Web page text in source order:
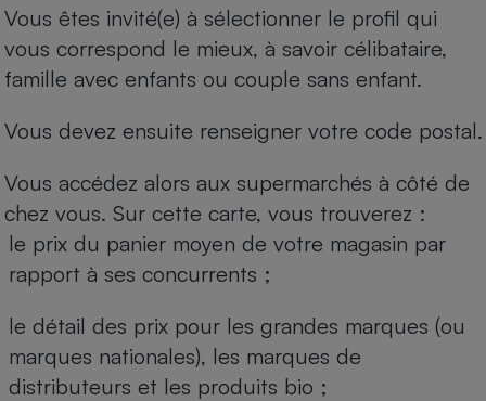
Vous êtes invité(e) à sélectionner le profil qui
vous correspond le mieux, à savoir célibataire,
famille avec enfants ou couple sans enfant.
Vous devez ensuite renseigner votre code postal.
Vous accédez alors aux supermarchés à côté de
chez vous. Sur cette carte, vous trouverez :
le prix du panier moyen de votre magasin par
rapport à ses concurrents ;
le détail des prix pour les grandes marques (ou
marques nationales), les marques de
distributeurs et les produits bio ;